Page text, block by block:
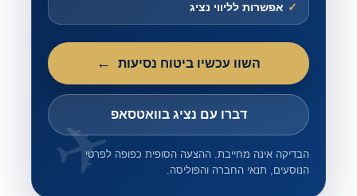
✓ אפשרות לליווי נציג
השוו עכשיו ביטוח נסיעות
דברו עם נציג בוואטסאפ
הבדיקה אינה מחייבת. ההצעה הסופית כפופה לפרטי
הנוסעים, תנאי החברה והפוליסה.